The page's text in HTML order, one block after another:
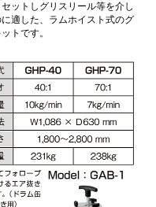
ットしグリスリール等を介し
適した、ラムホイスト式のグ
トです。